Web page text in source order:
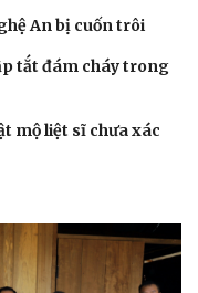
An bị cuốn trôi
tắt đám cháy trong
mộ liệt sĩ chưa xác